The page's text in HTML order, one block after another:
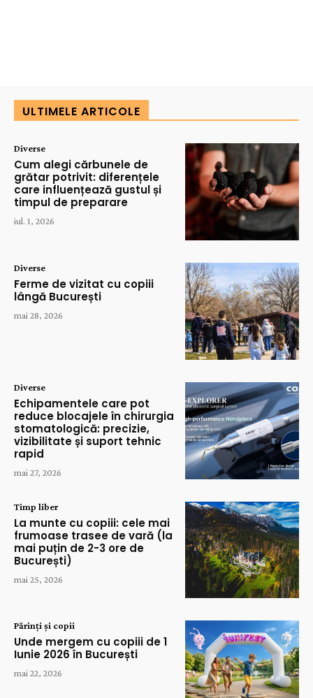
ULTIMELE ARTICOLE
Diverse
Cum alegi cărbunele de
grătar potrivit: diferențele
care influențează gustul și
timpul de preparare
iul. 1, 2026
Diverse
Ferme de vizitat cu copiii
lângă București
mai 28, 2026
Diverse
Echipamentele care pot
reduce blocajele în chirurgia
stomatologică: precizie,
vizibilitate și suport tehnic
rapid
mai 27, 2026
Timp liber
La munte cu copiii: cele mai
frumoase trasee de vară (la
mai puțin de 2-3 ore de
București)
mai 25, 2026
Părinți și copii
Unde mergem cu copiii de 1
Iunie 2026 în București
mai 22, 2026